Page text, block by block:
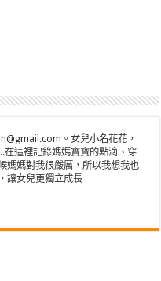
。女兒小名花花，
在這裡記錄媽媽寶寶的點滴、穿
媽媽對我很嚴厲，所以我想我也
讓女兒更獨立成長